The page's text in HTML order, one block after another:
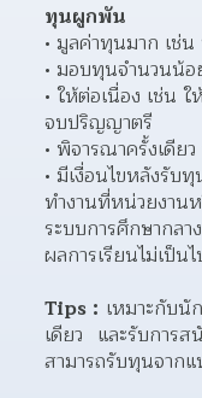
ทุนผูกพัน
มูลค่าทุนมาก เช่
มอบทุนจำนวนน้อ
ให้ต่อเนื่อง เช่น
จบปริญญาตรี
พิจารณาครั้งเดีย
มีเงื่อนไขหลังรับ
ทำงานที่หน่วยงา
ระบบการศึกษากล
ผลการเรียนไม่เป็
Tips : เหมาะกับ
เดียว และรับการส
สามารถรับทุนจาก